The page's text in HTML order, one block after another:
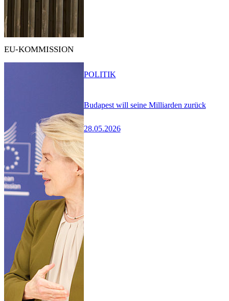
EU-KOMMISSION
Budapest will seine Milliarden zurück
28.05.2026
POLITIK